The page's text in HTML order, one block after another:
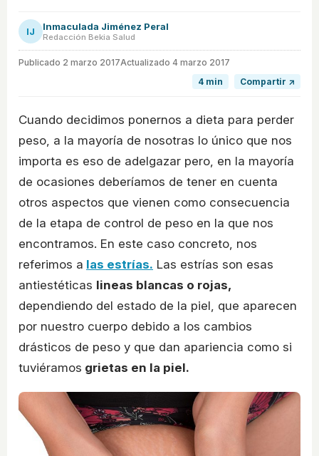
IJ Inmaculada Jiménez Peral
Redacción Bekia Salud
Publicado 2 marzo 2017Actualizado 4 marzo 2017
4 min
Compartir ↗
Cuando decidimos ponernos a dieta para perder
peso, a la mayoría de nosotras lo único que nos
importa es eso de adelgazar pero, en la mayoría
de ocasiones deberíamos de tener en cuenta
otros aspectos que vienen como consecuencia
de la etapa de control de peso en la que nos
encontramos. En este caso concreto, nos
referimos a las estrías. Las estrías son esas
antiestéticas lineas blancas o rojas,
dependiendo del estado de la piel, que aparecen
por nuestro cuerpo debido a los cambios
drásticos de peso y que dan apariencia como si
tuviéramos grietas en la piel.